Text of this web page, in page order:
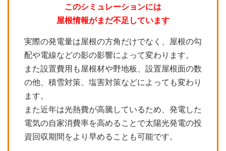
このシミュレーションには
屋根情報がまだ不足しています
実際の発電量は屋根の方角だけでなく、屋根の勾
配や電線などの影の影響によって変わります。
また設置費用も屋根材や野地板、設置屋根面の数
の他、積雪対策、塩害対策などによっても変わり
ます。
また近年は光熱費が高騰しているため、発電した
電気の自家消費率を高めることで太陽光発電の投
資回収期間をより早めることも可能です。